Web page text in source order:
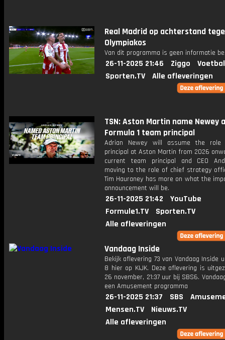
Real Madrid op achterstand
Olympiakos
Van dit programma is geen informatie
26-11-2025 21:46 Ziggo
Sporten.TV
Alle afleveringen
TSN: Aston Martin name Newey
Formula 1 team principal
Adrian Newey will assume the
principal at Aston Martin from 2026
current team principal and CEO
moving to the role of chief strategy
Tim Hauraney has more on what the
announcement will be.
26-11-2025 21:42
YouTube
Formule1.TV
Sporten.TV
Alle afleveringen
Vandaag Inside
Bekijk aflevering 73 van Vandaag Inside
8 hier op KIJK. Deze aflevering is
26 november, 21:37 uur bij SBS6.
een Amusement programma
26-11-2025 21:37 SBS
Mensen.TV
Nieuws.TV
Alle afleveringen